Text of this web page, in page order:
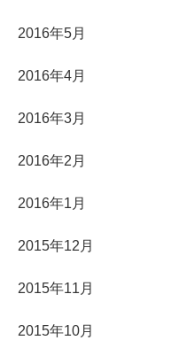
2016年5月
2016年4月
2016年3月
2016年2月
2016年1月
2015年12月
2015年11月
2015年10月